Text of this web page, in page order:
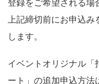
登録をご希望される場
上記締切前にお申込
します。
イベントオリジナル「
ート」の追加申込方法